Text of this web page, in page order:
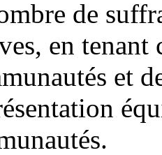
de
en tenant
et